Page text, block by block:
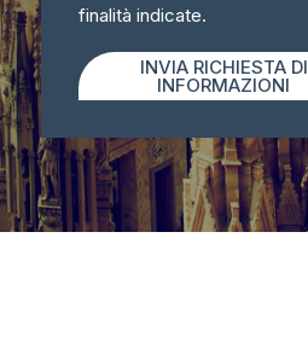
finalità indicate.
INVIA RICHIESTA DI
INFORMAZIONI